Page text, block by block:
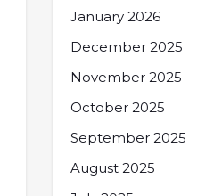
January 2026
December 2025
November 2025
October 2025
September 2025
August 2025